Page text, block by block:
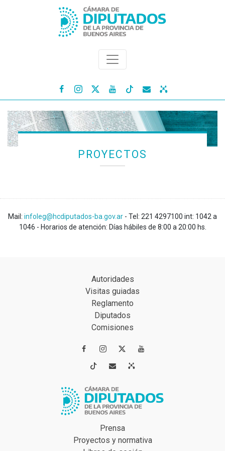
   
PROYECTOS
Mail: infoleg@hcdiputados-ba.gov.ar - Tel: 221 4297100 int: 1042 a
1046 - Horarios de atención: Días hábiles de 8:00 a 20:00 hs.
Autoridades
Visitas guiadas
Reglamento
Diputados
Comisiones
 
 
Prensa
Proyectos y normativa